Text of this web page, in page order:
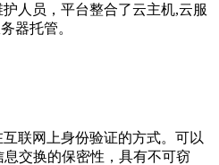
人员，平台整合了云主机,云服
器托管。
联网上身份验证的方式。可以
交换的保密性，具有不可窃